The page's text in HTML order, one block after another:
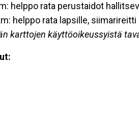
helppo rata perustaidot
helppo rata lapsille, siimarireitti
karttojen käyttöoikeussyistä